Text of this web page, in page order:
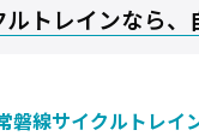
ルトレインなら
磐線サイクルトレイ